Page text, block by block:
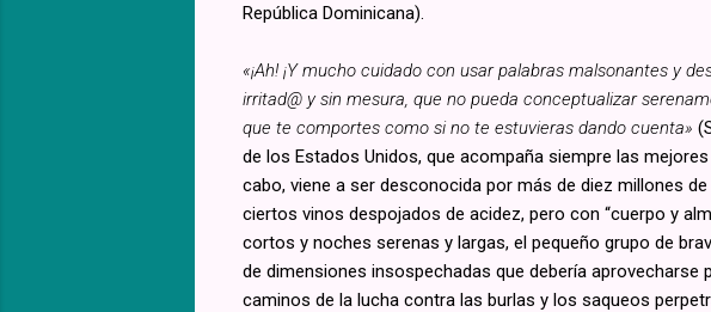
República Dominicana).
«¡Ah! ¡Y mucho cuidado con usar palabras malsonantes y
irritad@ y sin mesura, que no pueda conceptualizar
que te comportes como si no te estuvieras dando cuenta»
de los Estados Unidos, que acompaña siempre las
cabo, viene a ser desconocida por más de diez millones
ciertos vinos despojados de acidez, pero con “cuerpo y
cortos y noches serenas y largas, el pequeño grupo de
de dimensiones insospechadas que debería
caminos de la lucha contra las burlas y los saqueos